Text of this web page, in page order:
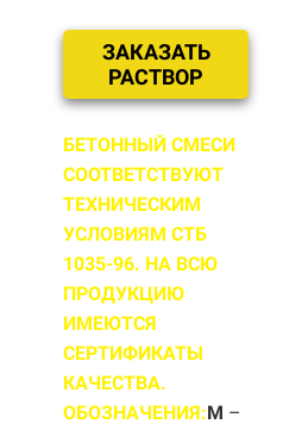
ЗАКАЗАТЬ
РАСТВОР
БЕТОННЫЙ СМЕСИ
СООТВЕТСТВУЮТ
ТЕХНИЧЕСКИМ
УСЛОВИЯМ СТБ
1035-96. НА ВСЮ
ПРОДУКЦИЮ
ИМЕЮТСЯ
СЕРТИФИКАТЫ
КАЧЕСТВА.
ОБОЗНАЧЕНИЯ:М –